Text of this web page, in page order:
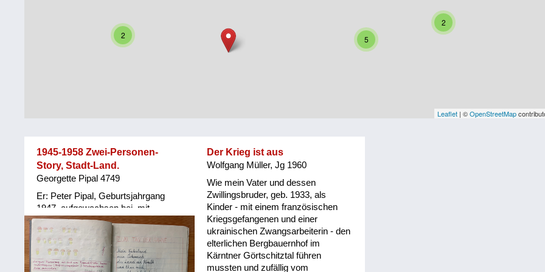
Tirol
Familiengeschichten
Staatsvertrag
Wohnen
sonstiges
2
2
5
Leaflet | ©OpenStreetMap
1945-1958 Zwei-Personen-
Story, Stadt-Land.
Georgette Pipal 4749
Er: Peter Pipal, Geburtsjahrgang
1947, aufgewachsen bei, mit
Großeltern und Eltern in einem
Haushalt, Seilerstätte, Wien. Sie:
Georgette Pipal, geb. 1949
Klagenfurt, aufgewachsen in Heimen
und Spitäler (Erinnerung, kollektives
Der Krieg ist aus
Wolfgang Müller, Jg 1960
Wie mein Vater und dessen
Zwillingsbruder, geb. 1933, als
Kinder - mit einem französischen
Kriegsgefangenen und einer
ukrainischen Zwangsarbeiterin - den
elterlichen Bergbauernhof im
Kärntner Görtschitztal führen
mussten und zufällig vom